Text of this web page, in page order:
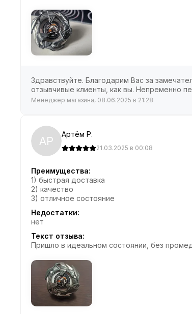
Здравствуйте. Благодарим Вас за
отзывчивые клиенты, как вы. Непременно
Менеджер магазина, 08.06.2025 в 21:28
АР Артём Р.
21.03.2025 в 00:08
Преимущества:
1) быстрая доставка
2) качество
3) отличное состояние
Недостатки:
нет
Текст отзыва:
Пришло в идеальном состоянии, без